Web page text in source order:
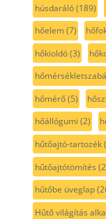
húsdaráló(189)
hőelem(7)
hőkioldó(3)
hőmérő(5)
hőállógumi (2)
hűtőajtó-tartozék
hűtőajtótömítés
hűtőbe üveglap
Hűtő világítás